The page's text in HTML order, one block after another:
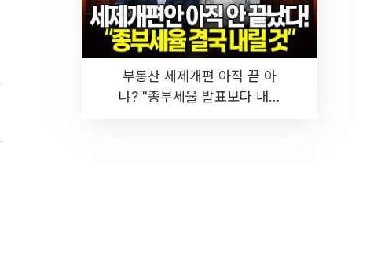
부동산 세제개편 아직 끝 아
냐? "종부세율 발표보다 내릴